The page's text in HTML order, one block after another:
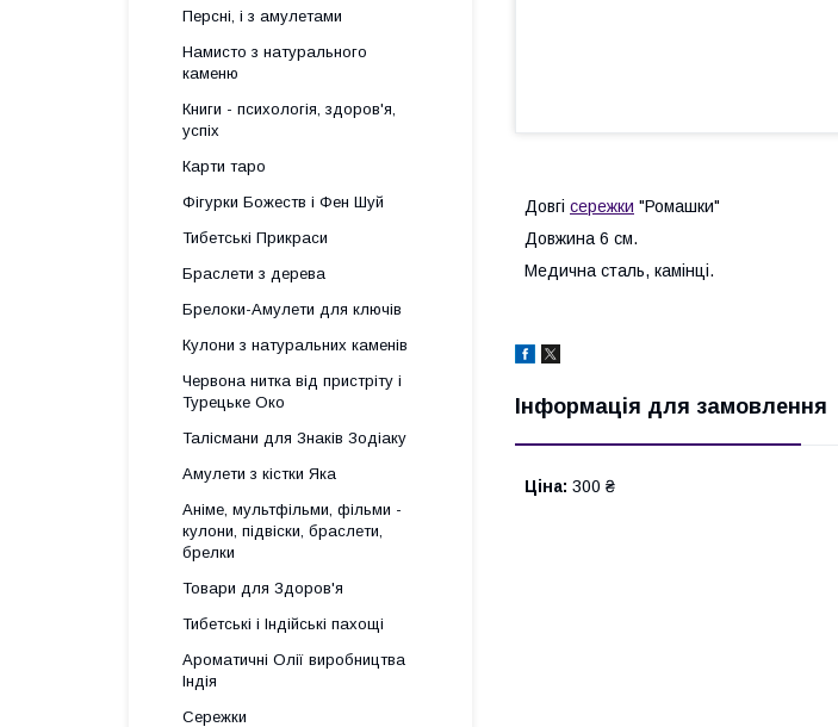
Довгі сережки "Ромашки"
Довжина 6 см.
Медична сталь, камінці.
Інформація для замовлення
Ціна: 300 ₴
Персні, і з амулетами
Намисто з натурального
каменю
Книги - психологія, здоров'я,
успіх
Карти таро
Фігурки Божеств і Фен Шуй
Тибетські Прикраси
Браслети з дерева
Брелоки-Амулети для ключів
Кулони з натуральних каменів
Червона нитка від пристріту і
Турецьке Око
Талісмани для Знаків Зодіаку
Амулети з кістки Яка
Аніме, мультфільми, фільми -
кулони, підвіски, браслети,
брелки
Товари для Здоров'я
Тибетські і Індійські пахощі
Ароматичні Олії виробництва
Індія
Сережки